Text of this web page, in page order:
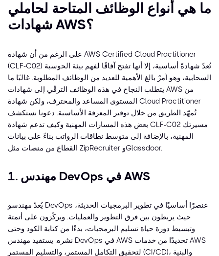
ما هي أنواع الوظائف المتاحة لحاملي
شهادات AWS؟
على الرغم من أن شهادة AWS Certified Cloud Practitioner
(CLF-C02) تُعدّ شهادةً أساسية، إلا أنها تفتح آفاقًا لفهم بيئة الحوسبة
السحابية، وهو أمرٌ بالغ الأهمية للعديد من الوظائف المطلوبة. غالبًا ما
يتطلب النجاح في هذه الوظائف الترقّي إلى شهادات AWS من
المستوى المساعد والمحترف، ولكن شهادة Cloud Practitioner
تُمهّد الطريق من خلال توفير المعرفة الأساسية. دعونا نستكشف
بعض هذه المسارات المهنية وكيف تدعم شهادة CLF-C02 مسيرتك
المهنية، بالإضافة إلى متوسط نطاقات الرواتب بناءً على بيانات
القطاع من منصات مثل ZipRecruiter وGlassdoor.
1. مهندس DevOps في AWS
يُعدّ مهندسو DevOps عنصرًا أساسيًا في تطوير البرمجيات الحديثة،
حيث يربطون بين فرق التطوير والعمليات. ويركّزون على أتمتة
وتبسيط دورة حياة تسليم البرمجيات، بدءًا من كتابة الكود وحتى
نشره. يستفيد مهندس DevOps في AWS تحديدًا من خدمات AWS
لتحقيق التكامل المستمر، والتسليم المستمر (CI/CD)، والبنية